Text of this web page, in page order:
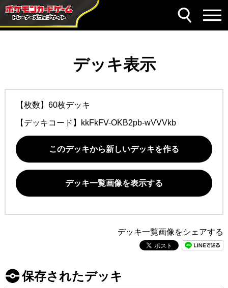
デッキ表示
【枚数】60枚デッキ
【デッキコード】 kkFkFV-OKB2pb-wVVVkb
このデッキから新しいデッキを作る
デッキ一覧画像を表示する
デッキ一覧画像をシェアする
保存されたデッキ